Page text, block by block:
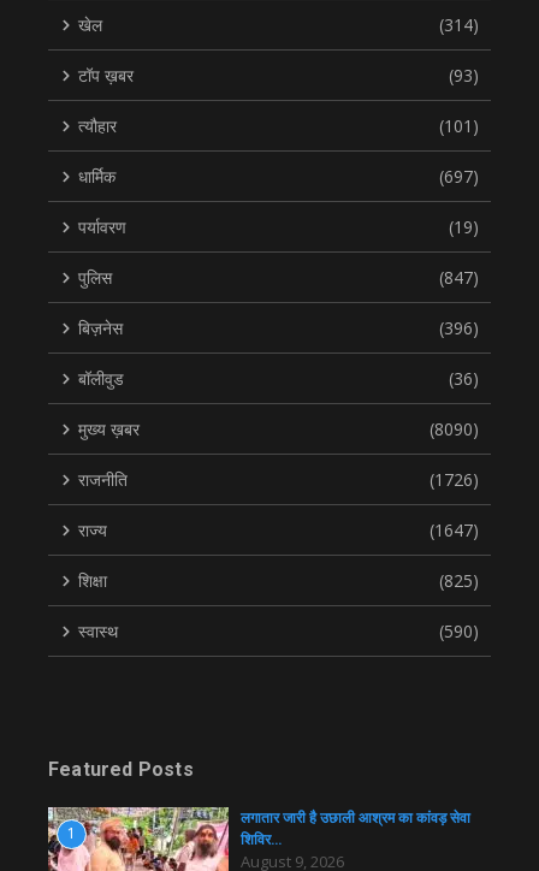
खेल (314)
टॉप ख़बर (93)
त्यौहार (101)
धार्मिक (697)
पर्यावरण (19)
पुलिस (847)
बिज़नेस (396)
बॉलीवुड (36)
मुख्य ख़बर (8090)
राजनीति (1726)
राज्य (1647)
शिक्षा (825)
स्वास्थ (590)
Featured Posts
1
लगातार जारी है उछाली आश्रम का कांवड़ सेवा
शिविर…
August 9, 2026